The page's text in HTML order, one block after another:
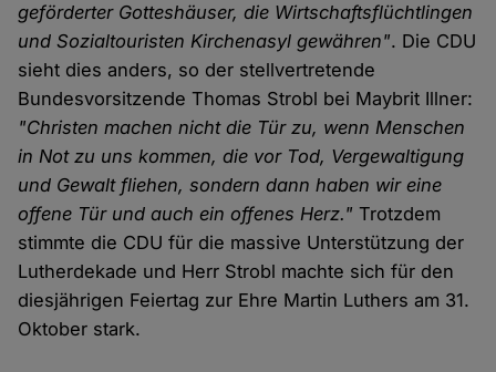
geförderter Gotteshäuser, die Wirtschaftsflüchtlingen
und Sozialtouristen Kirchenasyl gewähren". Die CDU
sieht dies anders, so der stellvertretende
Bundesvorsitzende Thomas Strobl bei Maybrit Illner:
"Christen machen nicht die Tür zu, wenn Menschen
in Not zu uns kommen, die vor Tod, Vergewaltigung
und Gewalt fliehen, sondern dann haben wir eine
offene Tür und auch ein offenes Herz." Trotzdem
stimmte die CDU für die massive Unterstützung der
Lutherdekade und Herr Strobl machte sich für den
diesjährigen Feiertag zur Ehre Martin Luthers am 31.
Oktober stark.